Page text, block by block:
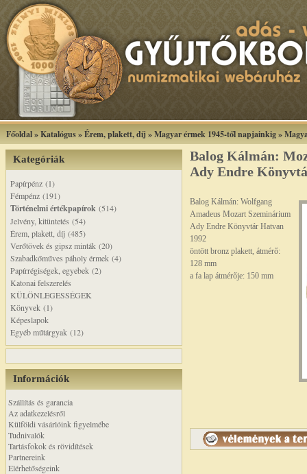
Főoldal»Katalógus»Érem, plakett, díj »Magyar érmek 1945-től napjainkig»
Kategóriák
Papírpénz (1)
Fémpénz (191)
Történelmi értékpapírok (514)
Jelvény, kitüntetés (54)
Érem, plakett, díj (485)
Verőtövek és gipsz minták (20)
Szabadkőműves páholy érmek (4)
Papírrégiségek, egyebek (2)
Katonai felszerelés
KÜLÖNLEGESSÉGEK
Könyvek (1)
Képeslapok
Egyéb műtárgyak (12)
Információk
Szállítás és garancia
Az adatkezelésről
Külföldi vásárlóink figyelmébe
Tudnivalók
Tartásfokok és rövidítések
Partnereink
Elérhetőségeink
Balog Kálmán:
Ady Endre
Balog Kálmán: Wolfgang
Amadeus Mozart Szeminárium
Ady Endre Könyvtár Hatvan
1992
öntött bronz plakett, átmérő:
128 mm
a fa lap átmérője: 150 mm